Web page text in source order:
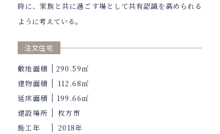
時に、家族と共に過ごす場として共有認識を高められる
ように考えている。
注文住宅
敷地面積
290.59㎡
建物面積
112.68㎡
延床面積
199.66㎡
建設場所
枚方市
施工年
2018年